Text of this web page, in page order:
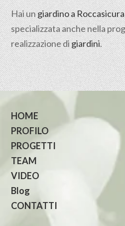
Hai ungiardino a Roccasicura
specializzata anche nella
realizzazione digiardini.
HOME
PROFILO
PROGETTI
TEAM
VIDEO
Blog
CONTATTI